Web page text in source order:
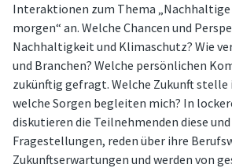
Interaktionen zum Thema
morgen“ an. Welche Chancen und
Nachhaltigkeit und Klimaschutz? Wie
und Branchen? Welche persönlichen
zukünftig gefragt. Welche Zukunft stelle
welche Sorgen begleiten mich? In
diskutieren die Teilnehmenden diese
Fragestellungen, reden über ihre
Zukunftserwartungen und werden von